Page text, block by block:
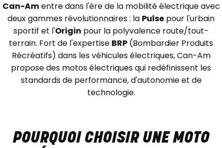
Can-Amentre dans l'ère de la mobilité électrique avec
deux gammes révolutionnaires : la Pulse pour l'urbain
sportif et l'Origin pour la polyvalence route/tout-
terrain. Fort de l'expertise BRP (Bombardier Produits
Récréatifs) dans les véhicules électriques, Can-Am
propose des motos électriques qui redéfinissent les
standards de performance, d'autonomie et de
technologie.
POURQUOI CHOISIR UNE MOTO